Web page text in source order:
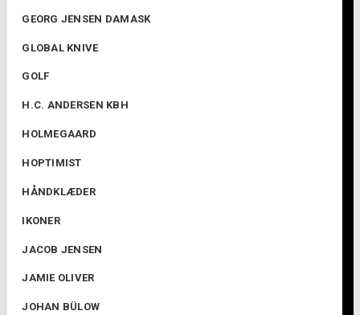
GEORG JENSEN DAMASK
GLOBAL KNIVE
GOLF
H.C. ANDERSEN KBH
HOLMEGAARD
HOPTIMIST
HÅNDKLÆDER
IKONER
JACOB JENSEN
JAMIE OLIVER
JOHAN BÜLOW